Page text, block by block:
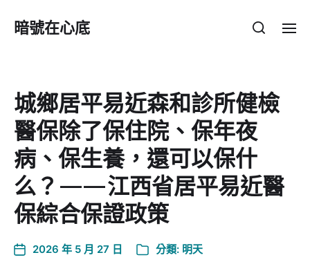
暗號在心底
城鄉居平易近森和診所健檢
醫保除了保住院、保年夜
病、保生養，還可以保什
么？——江西省居平易近醫
保綜合保證政策
2026 年 5 月 27 日 分類: 明天